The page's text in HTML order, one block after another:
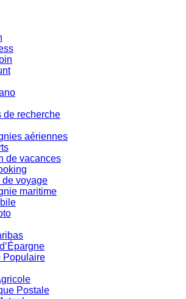
de recherche
aériennes
de vacances
de voyage
maritime
Populaire
Postale